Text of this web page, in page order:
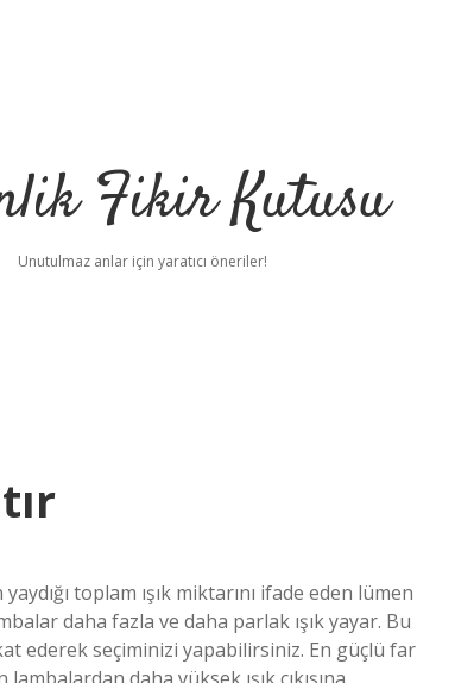
Fikir Kutusu
Unutulmaz anlar için yaratıcı öneriler!
toplam ışık miktarını ifade eden lümen
daha fazla ve daha parlak ışık yayar. Bu
ederek seçiminizi yapabilirsiniz. En güçlü far